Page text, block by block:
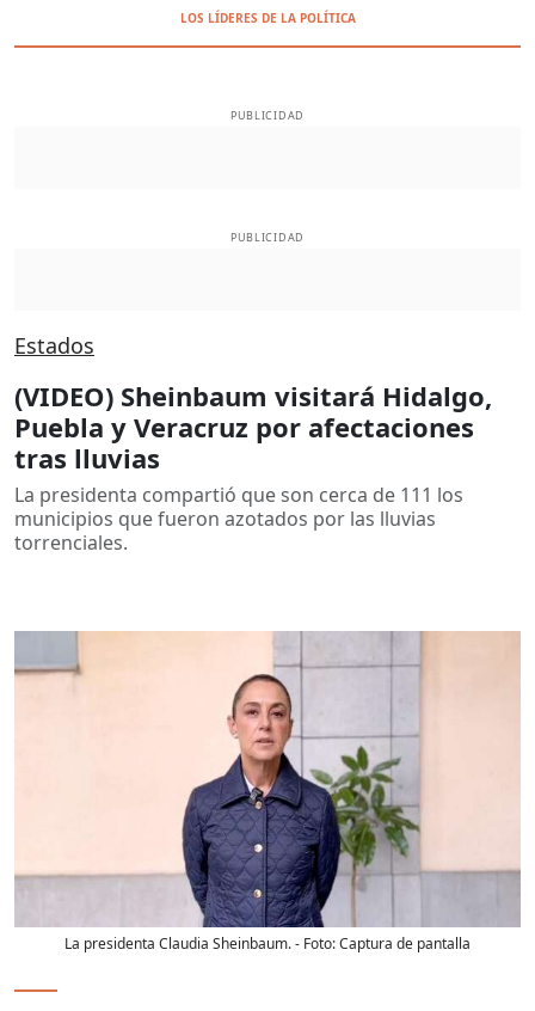
LOS LÍDERES DE LA POLÍTICA
PUBLICIDAD
PUBLICIDAD
Estados
(VIDEO) Sheinbaum visitará Hidalgo,
Puebla y Veracruz por afectaciones
tras lluvias
La presidenta compartió que son cerca de 111 los
municipios que fueron azotados por las lluvias
torrenciales.
La presidenta Claudia Sheinbaum.- Foto:Captura de pantalla